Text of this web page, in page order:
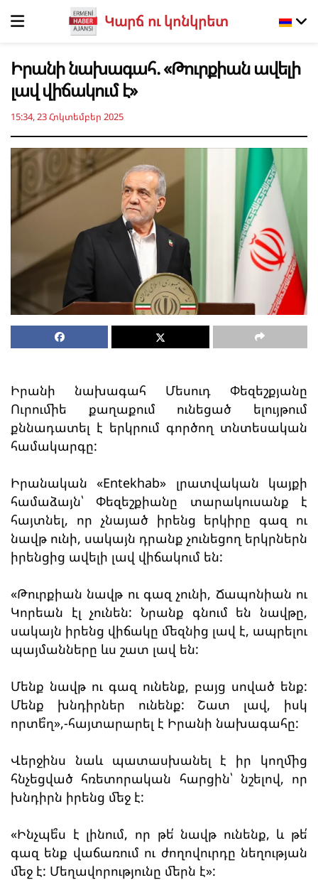
Կարճ ու կոնկրետ
Իրանի նախագահ. «Թուրքիան ավելի
լավ վիճակում է»
15:34, 23 Հոկտեմբեր 2025
Իրանի նախագահ Մեսուդ Փեզեշքյանը
Ուրումիե քաղաքում ունեցած ելույթում
քննադատել է երկրում գործող տնտեսական
համակարգը:
Իրանական «Entekhab» լրատվական կայքի
համաձայն՝ Փեզեշքիանը տարակուսանք է
հայտնել, որ չնայած իրենց երկիրը գազ ու
նավթ ունի, սակայն դրանք չունեցող երկրներն
իրենցից ավելի լավ վիճակում են:
«Թուրքիան նավթ ու գազ չունի, Ճապոնիան ու
Կորեան էլ չունեն: Նրանք գնում են նավթը,
սակայն իրենց վիճակը մեզնից լավ է, ապրելու
պայմանները ևս շատ լավ են:
Մենք նավթ ու գազ ունենք, բայց սոված ենք:
Մենք խնդիրներ ունենք: Շատ լավ, իսկ
որտե՞ղ»,-հայտարարել է Իրանի նախագահը:
Վերջինս նաև պատասխանել է իր կողմից
հնչեցված հռետորական հարցին՝ նշելով, որ
խնդիրն իրենց մեջ է:
«Ինչպե՞ս է լինում, որ թե՛ նավթ ունենք, և թե՛
գազ ենք վաճառում ու ժողովուրդը նեղության
մեջ է: Մեղավորությունը մերն է»: